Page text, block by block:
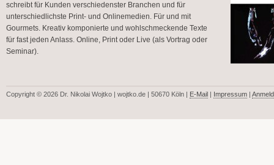
schreibt für Kunden verschiedenster Branchen und für
unterschiedlichste Print- und Onlinemedien. Für und mit
Gourmets. Kreativ komponierte und wohlschmeckende Texte
für fast jeden Anlass. Online, Print oder Live (als Vortrag oder
Seminar).
Copyright © 2026 Dr. Nikolai Wojtko | wojtko.de | 50670 Köln | E-Mail | Impressum |